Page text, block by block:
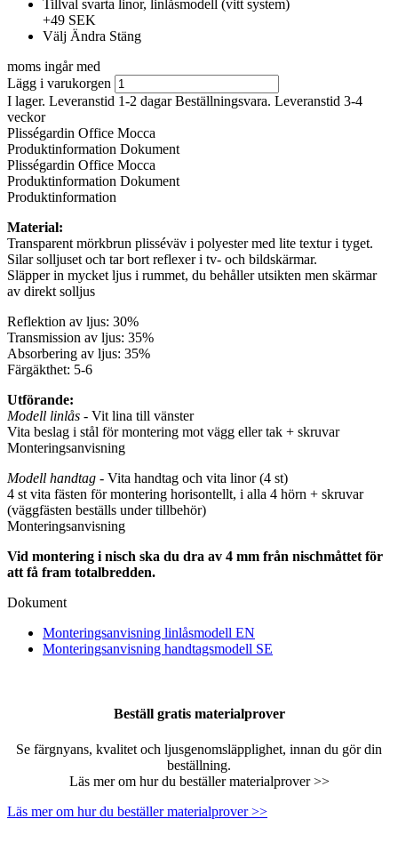
Tillval svarta linor, linlåsmodell (vitt system)
+49 SEK
Välj Ändra Stäng
moms ingår med
Lägg i varukorgen
I lager. Leveranstid 1-2 dagar Beställningsvara. Leveranstid 3-4
veckor
Plisségardin Office Mocca
Produktinformation Dokument
Plisségardin Office Mocca
Produktinformation Dokument
Produktinformation
Material:
Transparent mörkbrun plisséväv i polyester med lite textur i tyget.
Silar solljuset och tar bort reflexer i tv- och bildskärmar.
Släpper in mycket ljus i rummet, du behåller utsikten men skärmar
av direkt solljus
Reflektion av ljus: 30%
Transmission av ljus: 35%
Absorbering av ljus: 35%
Färgäkthet: 5-6
Utförande:
Modell linlås - Vit lina till vänster
Vita beslag i stål för montering mot vägg eller tak + skruvar
Monteringsanvisning
Modell handtag - Vita handtag och vita linor (4 st)
4 st vita fästen för montering horisontellt, i alla 4 hörn + skruvar
(väggfästen beställs under tillbehör)
Monteringsanvisning
Vid montering i nisch ska du dra av 4 mm från nischmåttet för
att få fram totalbredden.
Dokument
Monteringsanvisning linlåsmodell EN
Monteringsanvisning handtagsmodell SE
Beställ gratis materialprover
Se färgnyans, kvalitet och ljusgenomsläpplighet, innan du gör din
beställning.
Läs mer om hur du beställer materialprover >>
Läs mer om hur du beställer materialprover >>